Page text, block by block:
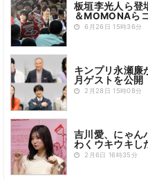
板垣李光人ら登
＆MOMONAら
6月26日 15時36分
キンプリ永瀬廉
月ゲストを公開
2月28日 15時08分
吉川愛、にゃん
わくウキウキし
2月6日 16時35分